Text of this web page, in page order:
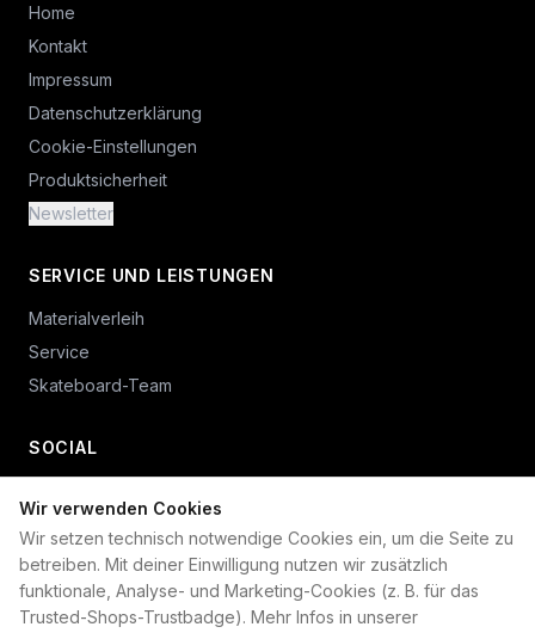
Wir verwenden Cookies
Wir setzen technisch notwendige Cookies ein, um die Seite zu
betreiben. Mit deiner Einwilligung nutzen wir zusätzlich
funktionale, Analyse- und Marketing-Cookies (z. B. für das
Trusted-Shops-Trustbadge). Mehr Infos in unserer
Home
Kontakt
Impressum
Datenschutzerklärung
Cookie-Einstellungen
Produktsicherheit
Newsletter
SERVICE UND LEISTUNGEN
Materialverleih
Service
Skateboard-Team
SOCIAL
+49 234 687 00 38
shop@plan-b-funsport.de
Sichere Zahlung mit: